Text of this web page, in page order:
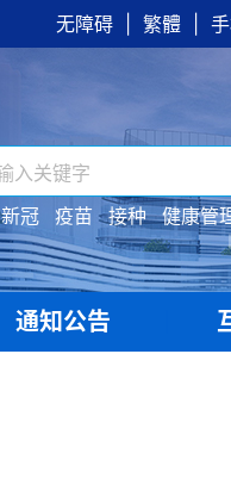
无障碍 繁體
新冠 疫苗 接种 健康管
通知公告